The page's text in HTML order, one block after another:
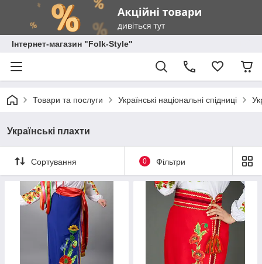
Інтернет-магазин "Folk-Style"
Товари та послуги Українські національні спідниці
Українські плахти
Сортування 0 Фільтри